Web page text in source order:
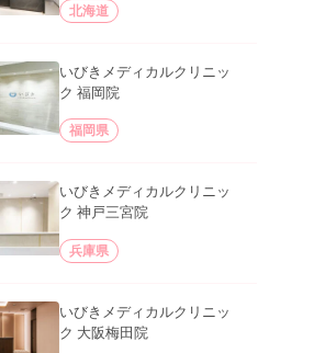
北海道
いびきメディカルクリニッ
ク 福岡院
福岡県
いびきメディカルクリニッ
ク 神戸三宮院
兵庫県
いびきメディカルクリニッ
ク 大阪梅田院